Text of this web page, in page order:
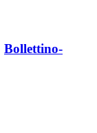
Bollettino-